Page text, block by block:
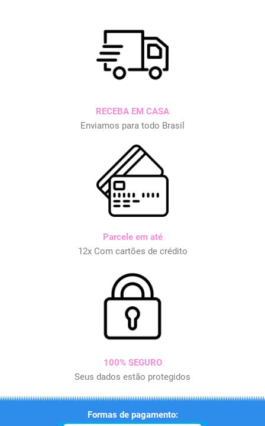
RECEBA EM CASA
Enviamos para todo Brasil
Parcele em até
12x Com cartões de crédito
100% SEGURO
Seus dados estão protegidos
Formas de pagamento: